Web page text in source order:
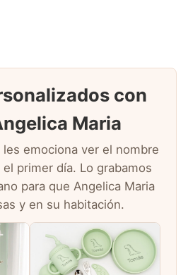
con
Maria
emociona ver el nombre
primer día. Lo grabamos
para que Angelica Maria
y en su habitación.